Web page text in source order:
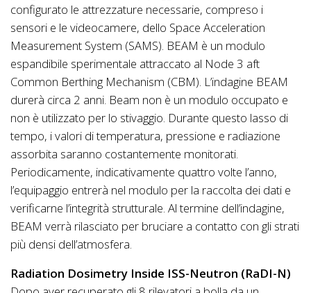
configurato le attrezzature necessarie, compreso i
sensori e le videocamere, dello Space Acceleration
Measurement System (SAMS). BEAM è un modulo
espandibile sperimentale attraccato al Node 3 aft
Common Berthing Mechanism (CBM). L’indagine BEAM
durerà circa 2 anni. Beam non è un modulo occupato e
non è utilizzato per lo stivaggio. Durante questo lasso di
tempo, i valori di temperatura, pressione e radiazione
assorbita saranno costantemente monitorati.
Periodicamente, indicativamente quattro volte l’anno,
l’equipaggio entrerà nel modulo per la raccolta dei dati e
verificarne l’integrità strutturale. Al termine dell’indagine,
BEAM verrà rilasciato per bruciare a contatto con gli strati
più densi dell’atmosfera.
Radiation Dosimetry Inside ISS-Neutron (RaDI-N)